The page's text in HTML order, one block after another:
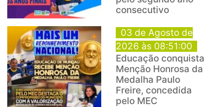
consecutivo
03 de Agosto de
2026 às 08:51:00
Educação conquista
Menção Honrosa da
Medalha Paulo
Freire, concedida
pelo MEC